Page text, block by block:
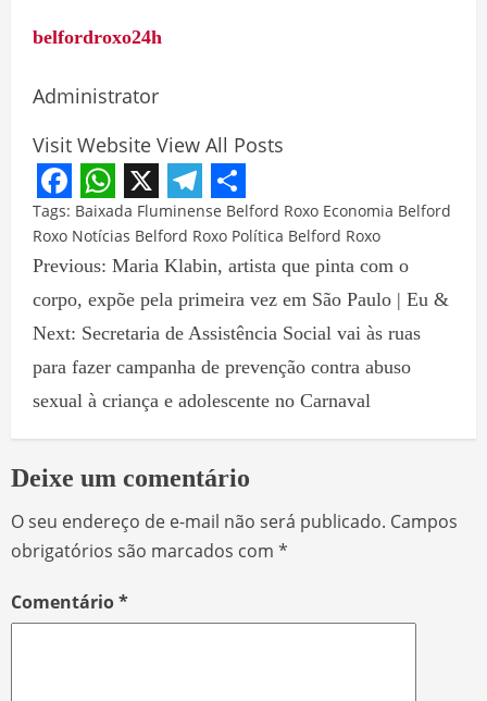
belfordroxo24h
Administrator
Visit Website View All Posts
Facebook
WhatsApp
X Telegram
Share
Tags: Baixada Fluminense Belford Roxo Economia Belford
Roxo Notícias Belford Roxo Política Belford Roxo
Previous: Maria Klabin, artista que pinta com o
corpo, expõe pela primeira vez em São Paulo | Eu &
Next: Secretaria de Assistência Social vai às ruas
para fazer campanha de prevenção contra abuso
sexual à criança e adolescente no Carnaval
Deixe um comentário
O seu endereço de e-mail não será publicado. Campos
obrigatórios são marcados com *
Comentário*